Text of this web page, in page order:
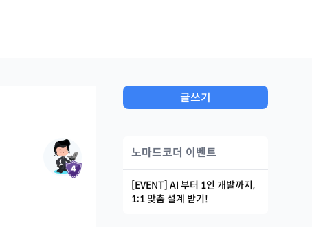
글쓰기
노마드코더 이벤트
[EVENT] AI 부터 1인 개발까지,
1:1 맞춤 설계 받기!